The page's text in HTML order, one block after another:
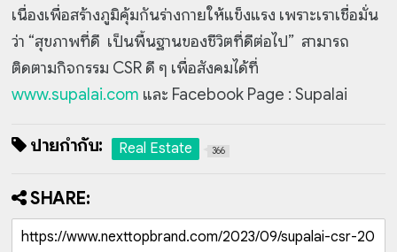
เนื่องเพื่อสร้างภูมิคุ้มกันร่างกายให้แข็งแรง เพราะเราเชื่อมั่น
ว่า “สุขภาพที่ดี เป็นพื้นฐานของชีวิตที่ดีต่อไป” สามารถ
ติดตามกิจกรรม CSR ดี ๆ เพื่อสังคมได้ที่
www.supalai.com และ Facebook Page : Supalai
ป้ายกำกับ: Real Estate 366
SHARE: